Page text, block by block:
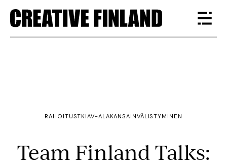
RAHOITUSTKIAV-ALAKANSAINVÄLISTYMINEN
Team Finland Talks: